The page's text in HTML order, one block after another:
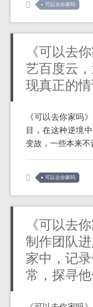
可以去你家吗
《可以去
艺百度云
现真正的
《可以去你家吗
目，在这种逆境
变故，一些本来
可以去你家吗
《可以去
制作团队
家中，记
常，探寻